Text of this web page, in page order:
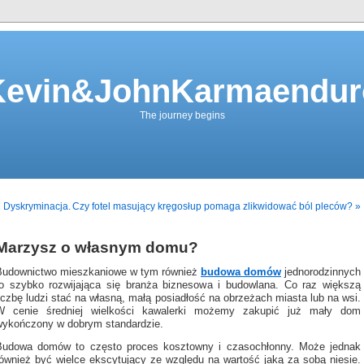
The journey begins
Dyskryminacja.Czy fotel masujący kręgosłup pomaga zlikwidować ból pleców? »
o własnym domu?
mieszkaniowe w tym również budowa domów jednorodzinnych
szybko rozwijająca się branża biznesowa i budowlana. Co raz większą
ludzi stać na własną, małą posiadłość na obrzeżach miasta lub na wsi.
cenie średniej wielkości kawalerki możemy zakupić już mały dom
w dobrym standardzie.
domów to często proces kosztowny i czasochłonny. Może jednak
być wielce ekscytujący ze względu na wartość jaką za sobą niesie.